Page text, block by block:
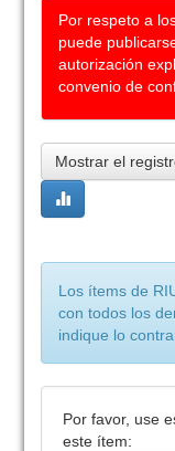
Por respeto a
puede
autorización
convenio de
Mostrar el
Los ítems de
con todos los
indique lo
Por favor, use
este ítem: